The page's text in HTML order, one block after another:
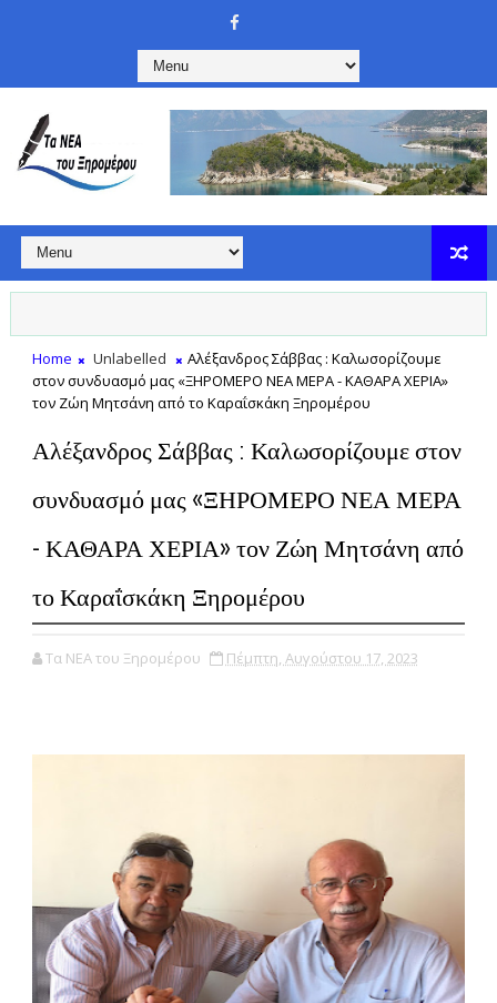
Home Unlabelled
Αλέξανδρος Σάββας : Καλωσορίζουμε
στον συνδυασμό μας «ΞΗΡΟΜΕΡΟ ΝΕΑ ΜΕΡΑ - ΚΑΘΑΡΑ ΧΕΡΙΑ»
τον Ζώη Μητσάνη από το Καραΐσκάκη Ξηρομέρου
Αλέξανδρος Σάββας : Καλωσορίζουμε στον
συνδυασμό μας «ΞΗΡΟΜΕΡΟ ΝΕΑ ΜΕΡΑ
- ΚΑΘΑΡΑ ΧΕΡΙΑ» τον Ζώη Μητσάνη από
το Καραΐσκάκη Ξηρομέρου
Τα ΝΕΑ του Ξηρομέρου Πέμπτη, Αυγούστου 17, 2023